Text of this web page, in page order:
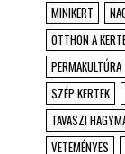
MINIKERT
OTTHON A
PERMAKULTÚRA
SZÉP KERTEK
TAVASZI
VETEMÉNYES